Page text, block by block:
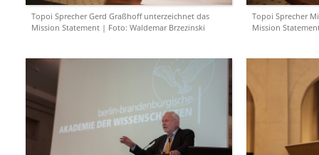
Topoi Sprecher Gerd Graßhoff unterzeichnet das
Mission Statement | Foto: Waldemar Brzezinski
Topoi Sprecher
Mission